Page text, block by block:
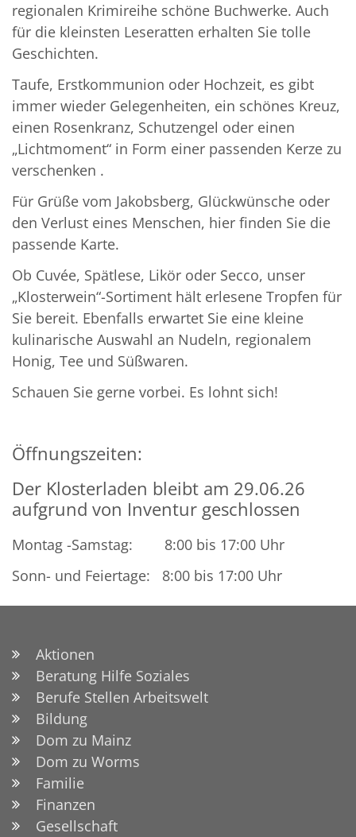
regionalen Krimireihe schöne Buchwerke. Auch
für die kleinsten Leseratten erhalten Sie tolle
Geschichten.
Taufe, Erstkommunion oder Hochzeit, es gibt
immer wieder Gelegenheiten, ein schönes Kreuz,
einen Rosenkranz, Schutzengel oder einen
„Lichtmoment“ in Form einer passenden Kerze zu
verschenken .
Für Grüße vom Jakobsberg, Glückwünsche oder
den Verlust eines Menschen, hier finden Sie die
passende Karte.
Ob Cuvée, Spätlese, Likör oder Secco, unser
„Klosterwein“-Sortiment hält erlesene Tropfen für
Sie bereit. Ebenfalls erwartet Sie eine kleine
kulinarische Auswahl an Nudeln, regionalem
Honig, Tee und Süßwaren.
Schauen Sie gerne vorbei. Es lohnt sich!
Öffnungszeiten:
Der Klosterladen bleibt am 29.06.26
aufgrund von Inventur geschlossen
Montag -Samstag: 8:00 bis 17:00 Uhr
Sonn- und Feiertage: 8:00 bis 17:00 Uhr
Aktionen
Beratung Hilfe Soziales
Berufe Stellen Arbeitswelt
Bildung
Dom zu Mainz
Dom zu Worms
Familie
Finanzen
Gesellschaft